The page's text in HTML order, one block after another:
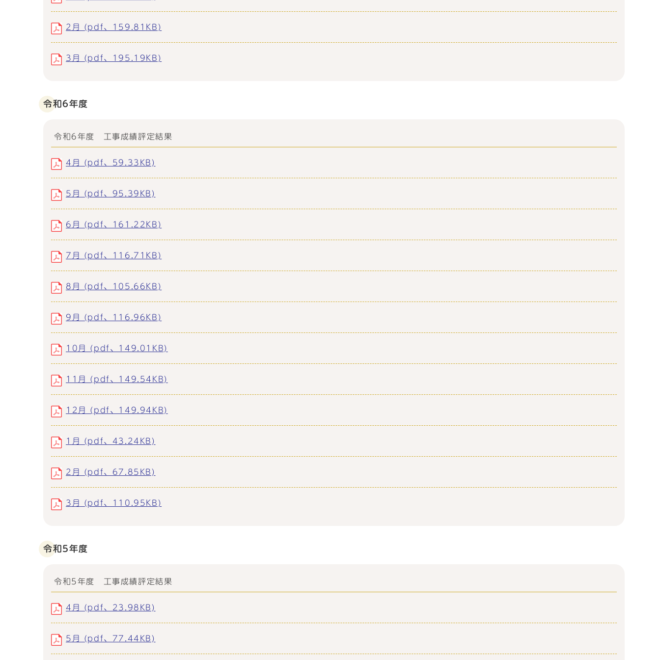
2月 (pdf、159.81KB)
3月 (pdf、195.19KB)
令和6年度
令和6年度 工事成績評定結果
4月 (pdf、59.33KB)
5月 (pdf、95.39KB)
6月 (pdf、161.22KB)
7月 (pdf、116.71KB)
8月 (pdf、105.66KB)
9月 (pdf、116.96KB)
10月 (pdf、149.01KB)
11月 (pdf、149.54KB)
12月 (pdf、149.94KB)
1月 (pdf、43.24KB)
2月 (pdf、67.85KB)
3月 (pdf、110.95KB)
令和5年度
令和5年度 工事成績評定結果
4月 (pdf、23.98KB)
5月 (pdf、77.44KB)